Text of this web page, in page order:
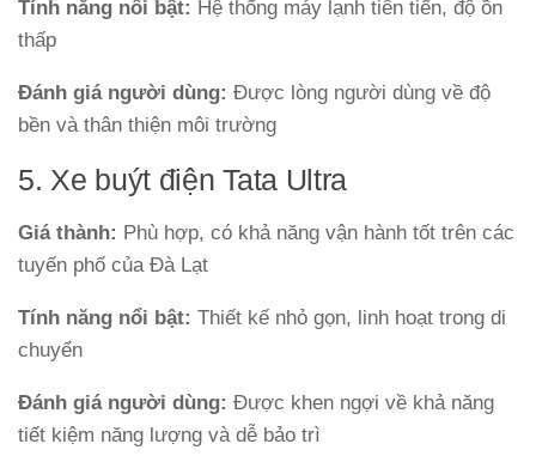
Tính năng nổi bật: Hệ thống máy lạnh tiên tiến, độ ồn
thấp
Đánh giá người dùng: Được lòng người dùng về độ
bền và thân thiện môi trường
5. Xe buýt điện Tata Ultra
Giá thành: Phù hợp, có khả năng vận hành tốt trên các
tuyến phố của Đà Lạt
Tính năng nổi bật: Thiết kế nhỏ gọn, linh hoạt trong di
chuyển
Đánh giá người dùng: Được khen ngợi về khả năng
tiết kiệm năng lượng và dễ bảo trì